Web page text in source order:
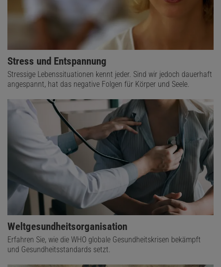
Stress und Entspannung
Stressige Lebenssituationen kennt jeder. Sind wir jedoch dauerhaft
angespannt, hat das negative Folgen für Körper und Seele.
Weltgesundheitsorganisation
Erfahren Sie, wie die WHO globale Gesundheitskrisen bekämpft
und Gesundheitsstandards setzt.